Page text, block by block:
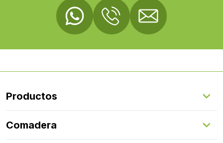
Productos
Suelos Exteriores
Revestimientos Exteriores
Comadera